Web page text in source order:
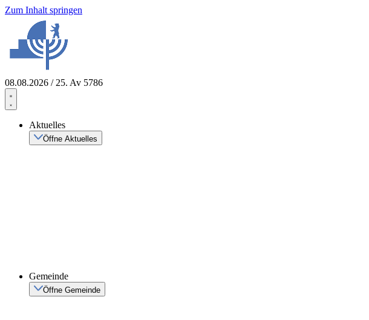
Zum Inhalt springen
08.08.2026 / 25. Av 5786
Aktuelles
Öffne Aktuelles
Gemeinde
Öffne Gemeinde